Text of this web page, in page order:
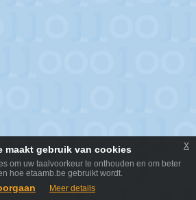
maakt gebruik van cookies
om uw taalvoorkeur te onthouden en om beter
hoe etaamb.be gebruikt wordt.
Meer details
x